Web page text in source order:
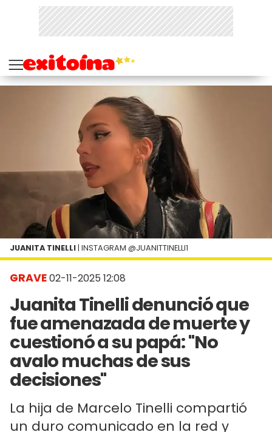
GRAVE02-11-2025 12:08
Juanita Tinelli denunció que
fue amenazada de muerte y
cuestionó a su papá: "No
avalo muchas de sus
decisiones"
La hija de Marcelo Tinelli compartió
un duro comunicado en la red y
JUANITA TINELLI | INSTAGRAM @JUANITTINELLI1